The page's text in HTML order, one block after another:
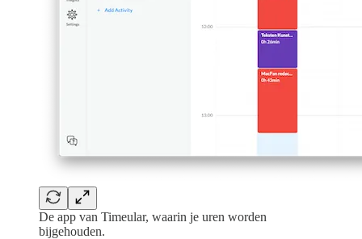
De app van Timeular, waarin je uren worden
bijgehouden.